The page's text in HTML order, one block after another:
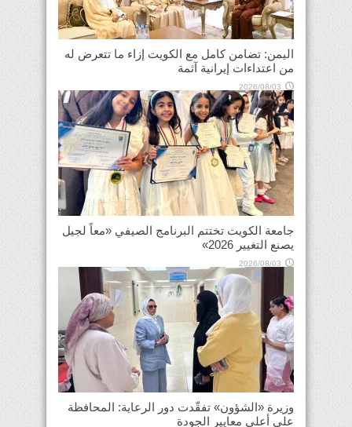
اليمن: تضامن كامل مع الكويت إزاء ما تتعرض له
من اعتداءات إيرانية آثمة
2026/08/03
جامعة الكويت تختتم البرنامج الصيفي «معاً لجيل
يصنع التغيير 2026»
2026/08/03
وزيرة «الشؤون» تفقّدت دور الرعاية: المحافظة
على أعلى معايير الجودة